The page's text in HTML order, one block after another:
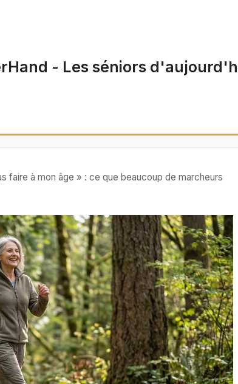
- Les séniors
faire à mon âge » : ce que beaucoup de marcheurs